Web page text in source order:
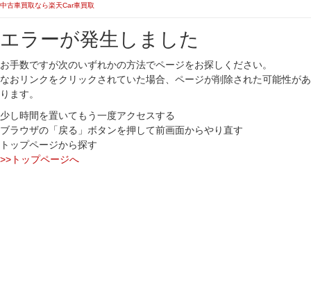
中古車買取なら楽天Car車買取
エラーが発生しました
お手数ですが次のいずれかの方法でページをお探しください。
なおリンクをクリックされていた場合、ページが削除された可能性があ
ります。
少し時間を置いてもう一度アクセスする
ブラウザの「戻る」ボタンを押して前画面からやり直す
トップページから探す
>>トップページへ